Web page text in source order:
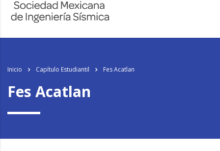
Inicio Capítulo Estudiantil Fes Acatlan
Fes Acatlan